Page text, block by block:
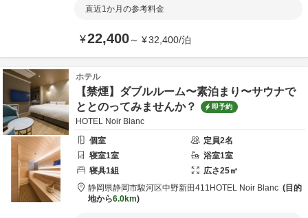
直近1か月の参考料金
¥22,400～ ¥32,400/泊
ホテル
【禁煙】ダブルルーム〜素泊まり〜サウナで
ととのってみませんか？
即予約
HOTEL Noir Blanc
個室
定員2名
寝室1室 浴室1室
寝具1組 広さ25㎡
静岡県静岡市駿河区中野新田411 HOTEL Noir Blanc
目的
地から6.0km